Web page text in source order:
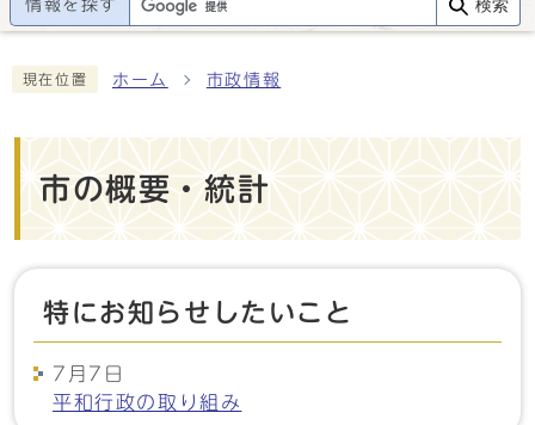
情報を探す 検索
現在位置 ホーム 市政情報
市の概要・統計
特にお知らせしたいこと
7月7日
平和行政の取り組み